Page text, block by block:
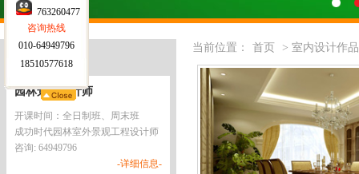
最新开课
园林景观设计师
开课时间：全日制班、周末班
成功时代园林室外景观工程设计师
咨询: 64949796
-详细信息-
当前位置： 首页 > 室内设计作品
763260477
咨询热线
010-64949796
18510577618